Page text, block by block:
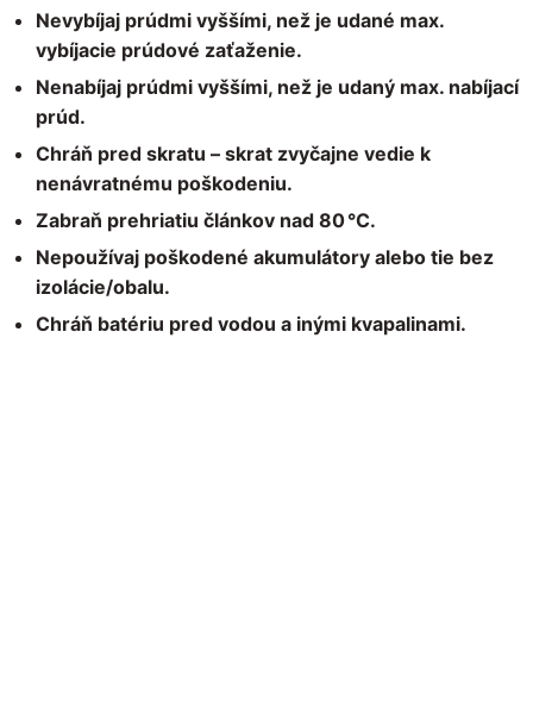
Nevybíjaj prúdmi vyššími, než je udané max.
vybíjacie prúdové zaťaženie.
Nenabíjaj prúdmi vyššími, než je udaný max. nabíjací
prúd.
Chráň pred skratu – skrat zvyčajne vedie k
nenávratnému poškodeniu.
Zabraň prehriatiu článkov nad 80 °C.
Nepoužívaj poškodené akumulátory alebo tie bez
izolácie/obalu.
Chráň batériu pred vodou a inými kvapalinami.